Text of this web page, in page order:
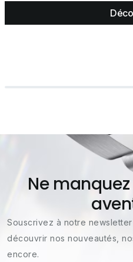
Ne
Souscrivez à notre
découvrir nos nouveautés,
encore.